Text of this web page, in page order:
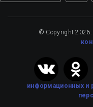
© Copyright
информационных и